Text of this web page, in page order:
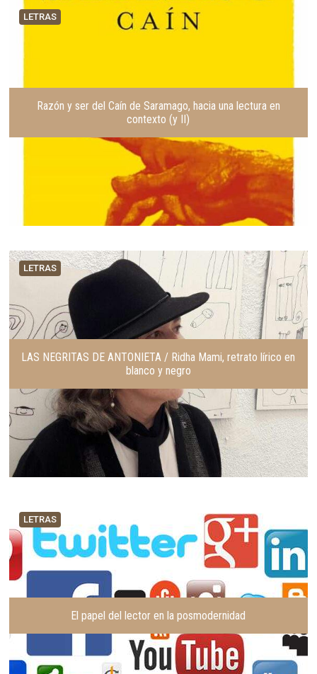
LETRAS
Razón y ser del Caín de Saramago, hacia una lectura en
contexto (y II)
LETRAS
LAS NEGRITAS DE ANTONIETA / Ridha Mami, retrato lírico en
blanco y negro
LETRAS
El papel del lector en la posmodernidad